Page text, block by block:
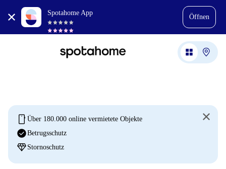
Spotahome App
Öffnen
mobile Über 180.000 online vermietete Objekte
check_circleBetrugsschutz
diamond Stornoschutz